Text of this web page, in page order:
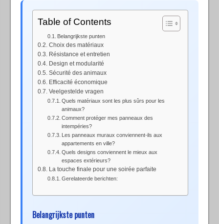
Table of Contents
Belangrijkste punten
Choix des matériaux
Résistance et entretien
Design et modularité
Sécurité des animaux
Efficacité économique
Veelgestelde vragen
Quels matériaux sont les plus sûrs pour les
animaux?
Comment protéger mes panneaux des
intempéries?
Les panneaux muraux conviennent-ils aux
appartements en ville?
Quels designs conviennent le mieux aux
espaces extérieurs?
La touche finale pour une soirée parfaite
Gerelateerde berichten:
Belangrijkste punten